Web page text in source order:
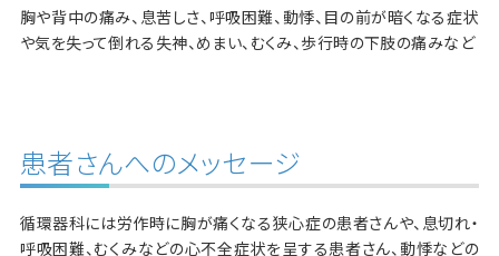
胸や背中の痛み、息苦しさ、呼吸困難、動悸、目の前が暗くなる症状
や気を失って倒れる失神、めまい、むくみ、歩行時の下肢の痛みなど
患者さんへのメッセージ
循環器科には労作時に胸が痛くなる狭心症の患者さんや、息切れ・
呼吸困難、むくみなどの心不全症状を呈する患者さん、動悸などの